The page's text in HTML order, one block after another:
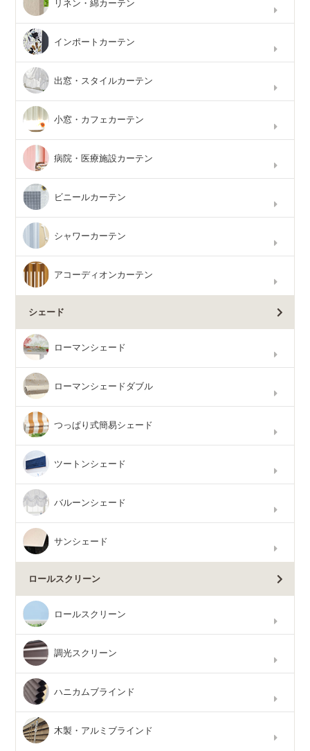
リネン・綿カーテン
インポートカーテン
出窓・スタイルカーテン
小窓・カフェカーテン
病院・医療施設カーテン
ビニールカーテン
シャワーカーテン
アコーディオンカーテン
シェード
ローマンシェード
ローマンシェードダブル
つっぱり式簡易シェード
ツートンシェード
バルーンシェード
サンシェード
ロールスクリーン
ロールスクリーン
調光スクリーン
ハニカムブラインド
木製・アルミブラインド